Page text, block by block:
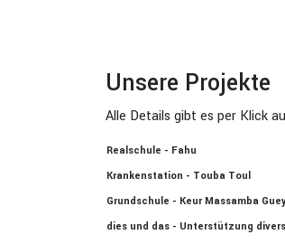
Unsere Projekte
Alle Details gibt es per Klick
Realschule - Fahu
Krankenstation - Touba Toul
Grundschule - Keur Massamba
dies und das - Unterstützung